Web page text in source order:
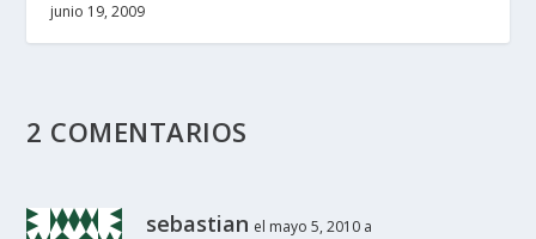
junio 19, 2009
2 COMENTARIOS
sebastian el mayo 5, 2010 a